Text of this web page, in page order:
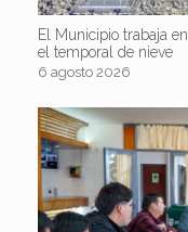
El Municipio trabaja
el temporal de nieve
6 agosto 2026